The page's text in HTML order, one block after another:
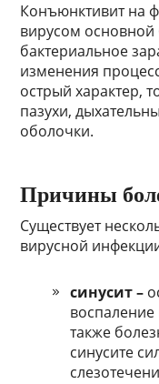
Конъюнктивит на
вирусом основной
бактериальное
изменения
острый характер,
пазухи,
оболочки.
Причины
Существует
вирусной
синусит –
воспаление
также
синусите